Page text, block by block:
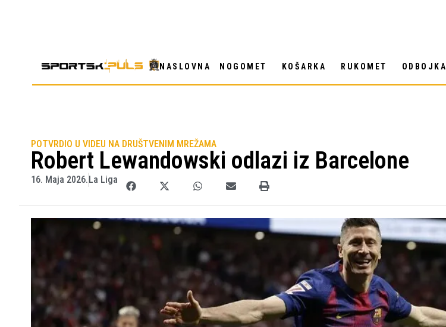
NASLOVNA NOGOMET KOŠARKA RUKOMET ODBOJKA
POTVRDIO U VIDEU NA DRUŠTVENIM MREŽAMA
Robert Lewandowski odlazi iz Barcelone
16. Maja 2026.La Liga